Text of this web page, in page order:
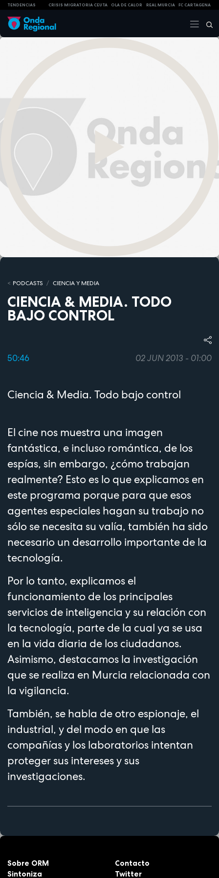
TENDENCIAS CRISIS MIGRATORIA CEUTA OLA DE CALOR REAL MURCIA FC CARTAGENA
PODCASTS CIENCIA Y MEDIA
CIENCIA & MEDIA. TODO
BAJO CONTROL
50:46 02 JUN 2013 - 01:00
Ciencia & Media. Todo bajo control
El cine nos muestra una imagen
fantástica, e incluso romántica, de los
espías, sin embargo, ¿cómo trabajan
realmente? Esto es lo que explicamos en
este programa porque para que esos
agentes especiales hagan su trabajo no
sólo se necesita su valía, también ha sido
necesario un desarrollo importante de la
tecnología.
Por lo tanto, explicamos el
funcionamiento de los principales
servicios de inteligencia y su relación con
la tecnología, parte de la cual ya se usa
en la vida diaria de los ciudadanos.
Asimismo, destacamos la investigación
que se realiza en Murcia relacionada con
la vigilancia.
También, se habla de otro espionaje, el
industrial, y del modo en que las
compañías y los laboratorios intentan
proteger sus intereses y sus
investigaciones.
Sobre ORM
Sintoniza
Contacto
Twitter